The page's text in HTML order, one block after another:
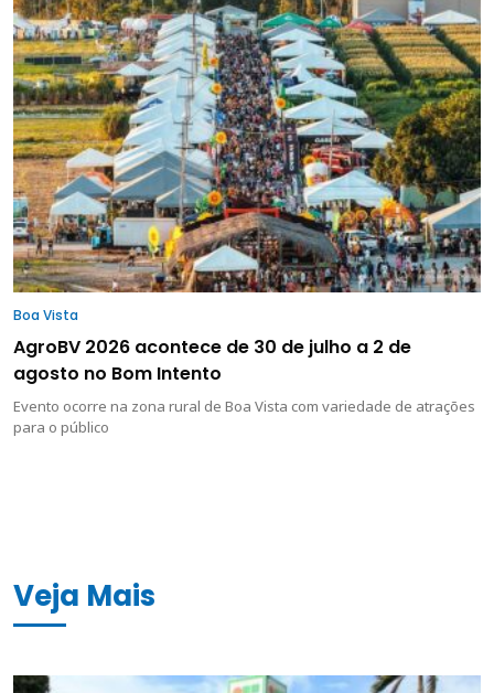
Boa Vista
AgroBV 2026 acontece de 30 de julho a 2 de
agosto no Bom Intento
Evento ocorre na zona rural de Boa Vista com variedade de atrações
para o público
Veja Mais